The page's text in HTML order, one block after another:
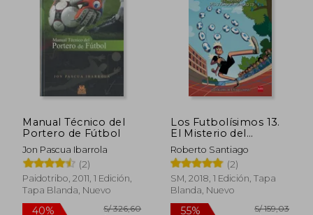
55%
dcto.
S/ 224,28
S/ 100,92
55%
dcto.
Manual Técnico del
Portero de Fútbol
Jon Pascua Ibarrola
(2)
Paidotribo, 2011, 1 Edición,
Tapa Blanda, Nuevo
Los Futbolísimos 13.
El Misterio del
Jugador Número 13
Roberto Santiago
(2)
SM, 2018, 1 Edición, Tapa
Blanda, Nuevo